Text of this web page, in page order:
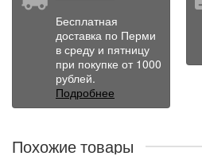
Бесплатная
доставка по Перми
в среду и пятницу
при покупке от 1000
рублей.
Подробнее
Похожие товары